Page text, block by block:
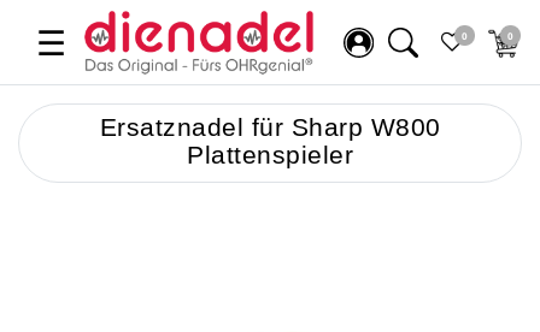
☰ 0 0
Ersatznadel für Sharp W800
Plattenspieler